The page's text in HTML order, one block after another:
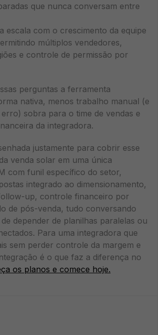
que nunca conversam entre
escala com o crescimento da equipe
múltiplos vendedores,
e controle de permissão por
perguntas a ferramenta
nativa, menos trabalho manual (e
sobra para o time de vendas e
da integradora.
justamente para cobrir esse
venda solar em uma única
com funil específico do setor,
integrado ao dimensionamento,
up, controle financeiro por
de pós-venda, tudo conversando
depender de planilhas paralelas ou
Para uma integradora que
sem perder controle da margem e
é o que faz a diferença no
os planos e comece hoje.